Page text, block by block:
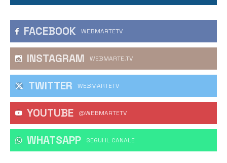
FACEBOOK WEBMARTETV
INSTAGRAM WEBMARTE.TV
TWITTER WEBMARTETV
YOUTUBE @WEBMARTETV
WHATSAPP ‎SEGUI IL CANALE